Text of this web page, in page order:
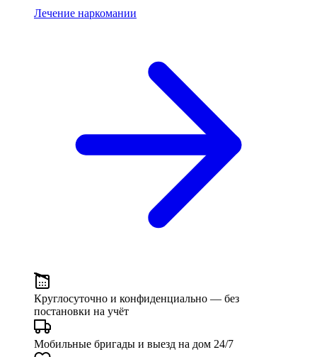
Лечение наркомании
Круглосуточно и конфиденциально — без
постановки на учёт
Мобильные бригады и выезд на дом 24/7